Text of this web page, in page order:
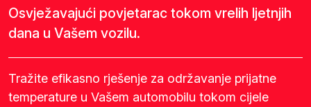
Osvježavajući povjetarac tokom vrelih ljetnjih
dana u Vašem vozilu.
Tražite efikasno rješenje za održavanje prijatne
temperature u Vašem automobilu tokom cijele